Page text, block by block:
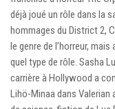
déjà joué un rôle dans la
hommages du District 2,
le genre de l’horreur,
quel type de rôle. Sasha
carrière à Hollywood a
Lihö-Minaa dans Valerian